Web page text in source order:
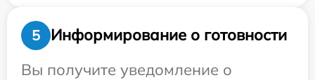
5
Информирование о готовности
Вы получите уведомление о